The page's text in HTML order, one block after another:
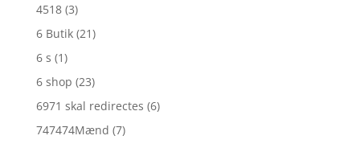
4518 (3)
6 Butik (21)
6 s (1)
6 shop (23)
6971 skal redirectes (6)
747474Mænd (7)